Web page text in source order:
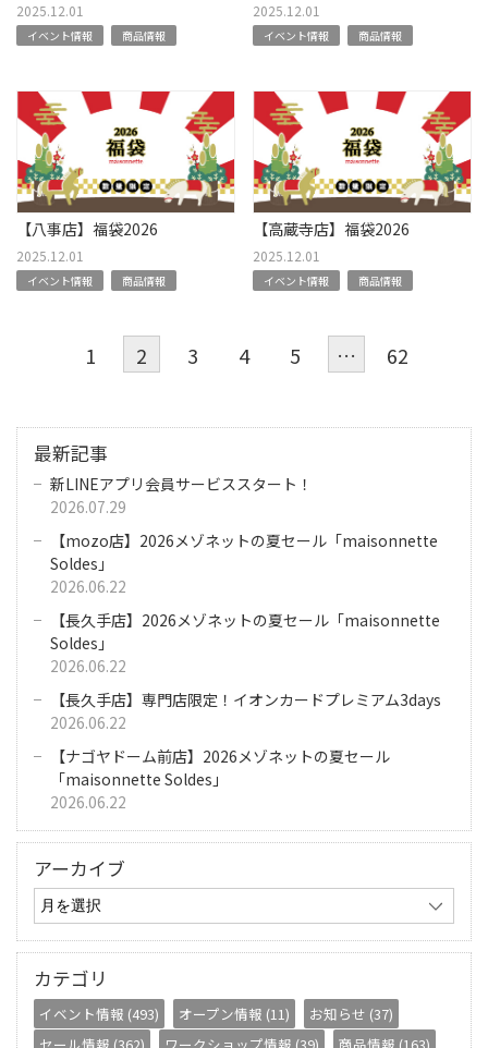
2025.12.01
イベント情報 商品情報
2025.12.01
イベント情報 商品情報
【八事店】福袋2026
2025.12.01
イベント情報 商品情報
【高蔵寺店】福袋2026
2025.12.01
イベント情報 商品情報
1 2 3 4 5 … 62
最新記事
新LINEアプリ会員サービススタート！
2026.07.29
【mozo店】2026メゾネットの夏セール「maisonnette
Soldes」
2026.06.22
【長久手店】2026メゾネットの夏セール「maisonnette
Soldes」
2026.06.22
【長久手店】専門店限定！イオンカードプレミアム3days
2026.06.22
【ナゴヤドーム前店】2026メゾネットの夏セール
「maisonnette Soldes」
2026.06.22
アーカイブ
カテゴリ
イベント情報 (493) オープン情報 (11)
お知らせ (37)